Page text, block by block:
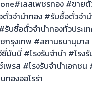
เลสเพชรทอง #ขายตั๋
วจำนำทอง #รับซื้อตั๋วจำ
รับซื้อตั๋วจำนำทองทั่วประเ
ชกรุงเทพ #สถานธนานุบาล
ซี่มันนี่ #โรงรับจำนำ #โรงรั
เพรส #โรงรับจำนำเอกชน
ทองออโรร่า